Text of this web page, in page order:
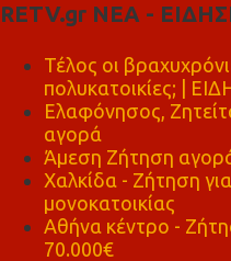
RETV.gr ΝΕΑ -
Τέλος οι
πολυκατοικίες; |
Ελαφόνησος,
αγορά
Άμεση Ζήτηση
Χαλκίδα - Ζήτηση
μονοκατοικίας
Αθήνα κέντρο -
70.000€